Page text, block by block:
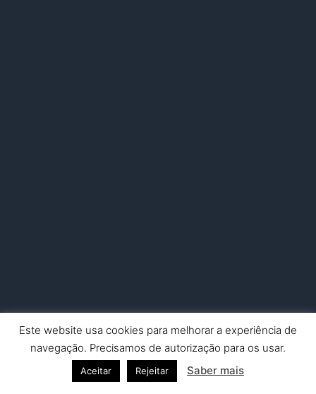
Copyright © 2026 Nuno Picado Fotografia | Powered byAstra
WordPress Theme
Este website usa cookies para melhorar a experiência de
navegação. Precisamos de autorização para os usar.
Aceitar Rejeitar Saber mais